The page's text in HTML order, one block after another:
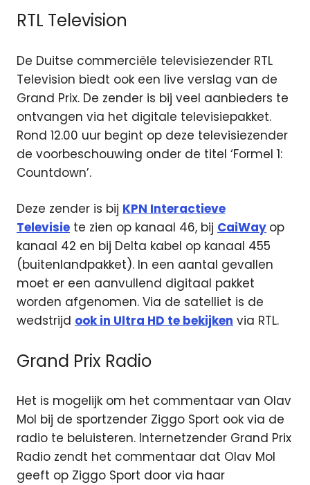
RTL Television
De Duitse commerciële televisiezender RTL
Television biedt ook een live verslag van de
Grand Prix. De zender is bij veel aanbieders te
ontvangen via het digitale televisiepakket.
Rond 12.00 uur begint op deze televisiezender
de voorbeschouwing onder de titel ‘Formel 1:
Countdown’.
Deze zender is bij KPN Interactieve
Televisie te zien op kanaal 46, bij CaiWay op
kanaal 42 en bij Delta kabel op kanaal 455
(buitenlandpakket). In een aantal gevallen
moet er een aanvullend digitaal pakket
worden afgenomen. Via de satelliet is de
wedstrijd ook in Ultra HD te bekijken via RTL.
Grand Prix Radio
Het is mogelijk om het commentaar van Olav
Mol bij de sportzender Ziggo Sport ook via de
radio te beluisteren. Internetzender Grand Prix
Radio zendt het commentaar dat Olav Mol
geeft op Ziggo Sport door via haar